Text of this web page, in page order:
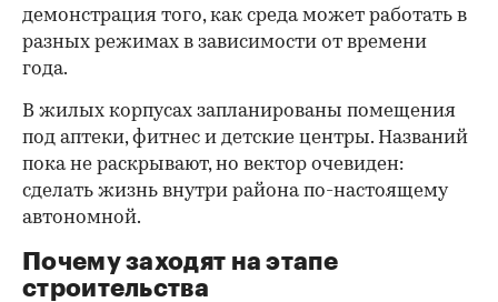
демонстрация того, как среда может работать в
разных режимах в зависимости от времени
года.
В жилых корпусах запланированы помещения
под аптеки, фитнес и детские центры. Названий
пока не раскрывают, но вектор очевиден:
сделать жизнь внутри района по-настоящему
автономной.
Почему заходят на этапе
строительства